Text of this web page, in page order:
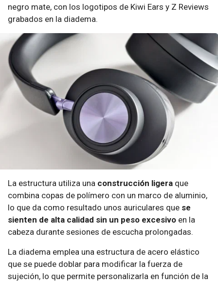
negro mate, con los logotipos de Kiwi Ears y Z Reviews
grabados en la diadema.
La estructura utiliza una construcción ligera que
combina copas de polímero con un marco de aluminio,
lo que da como resultado unos auriculares que se
sienten de alta calidad sin un peso excesivo en la
cabeza durante sesiones de escucha prolongadas.
​La diadema emplea una estructura de acero elástico
que se puede doblar para modificar la fuerza de
sujeción, lo que permite personalizarla en función de la